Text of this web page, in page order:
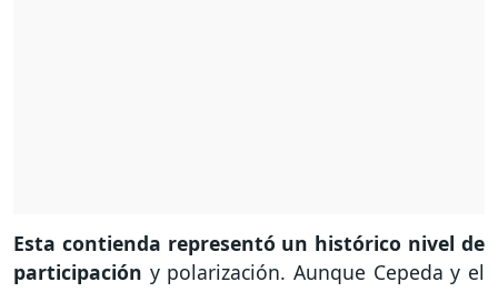
Esta contienda representó un histórico nivel de
participación y polarización. Aunque Cepeda y el